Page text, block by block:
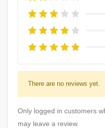
There are no reviews yet.
Only logged in customers
may leave a review.